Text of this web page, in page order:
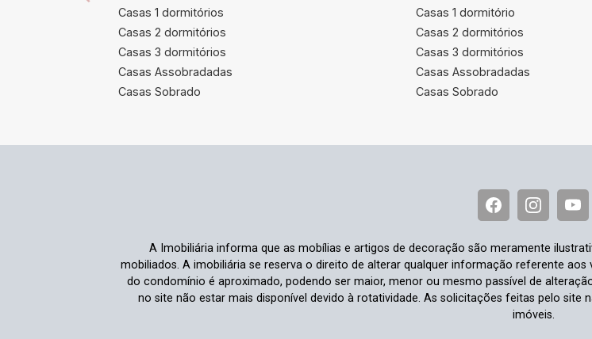
Casas 1 dormitórios
Casas 2 dormitórios
Casas 3 dormitórios
Casas Assobradadas
Casas Sobrado
Casas 1 dormitório
Casas 2 dormitórios
Casas 3 dormitórios
Casas Assobradadas
Casas Sobrado
A Imobiliária informa que as mobílias e artigos de decoração são meramente
mobiliados. A imobiliária se reserva o direito de alterar qualquer informação referente
do condomínio é aproximado, podendo ser maior, menor ou mesmo passível de
no site não estar mais disponível devido à rotatividade. As solicitações feitas pelo site
imóveis.